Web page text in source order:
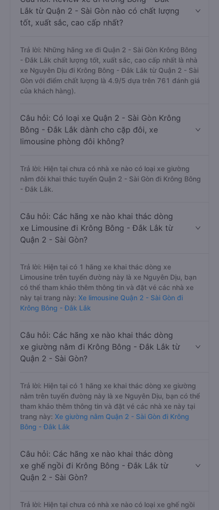
Lắk từ Quận 2 - Sài Gòn nào có chất lượng
tốt, xuất sắc, cao cấp nhất?
Trả lời: Những hãng xe đi Quận 2 - Sài Gòn Krông Bông
- Đắk Lắk chất lượng tốt, xuất sắc, cao cấp nhất là nhà
xe Nguyên Dịu đi Krông Bông - Đắk Lắk từ Quận 2 - Sài
Gòn với điểm chất lượng là 4.9/5 dựa trên 761 đánh giá
của khách hàng).
Câu hỏi: Có loại xe Quận 2 - Sài Gòn Krông
Bông - Đắk Lắk dành cho cặp đôi, xe
limousine phòng đôi không?
Trả lời: Hiện tại chưa có nhà xe nào có loại xe giường
nằm đôi khai thác tuyến Quận 2 - Sài Gòn đi Krông Bông
- Đắk Lắk.
Câu hỏi: Các hãng xe nào khai thác dòng
xe Limousine đi Krông Bông - Đắk Lắk từ
Quận 2 - Sài Gòn?
Trả lời: Hiện tại có 1 hãng xe khai thác dòng xe
Limousine trên tuyến đường này là xe Nguyên Dịu, bạn
có thể tham khảo thêm thông tin và đặt vé các nhà xe
này tại trang này: Xe limousine Quận 2 - Sài Gòn đi
Krông Bông - Đắk Lắk
Câu hỏi: Các hãng xe nào khai thác dòng
xe giường nằm đi Krông Bông - Đắk Lắk từ
Quận 2 - Sài Gòn?
Trả lời: Hiện tại có 1 hãng xe khai thác dòng xe giường
nằm trên tuyến đường này là xe Nguyên Dịu, bạn có thể
tham khảo thêm thông tin và đặt vé các nhà xe này tại
trang này: Xe giường nằm Quận 2 - Sài Gòn đi Krông
Bông - Đắk Lắk
Câu hỏi: Các hãng xe nào khai thác dòng
xe ghế ngồi đi Krông Bông - Đắk Lắk từ
Quận 2 - Sài Gòn?
Trả lời: Hiện tại chưa có nhà xe nào có loại xe ghế ngồi